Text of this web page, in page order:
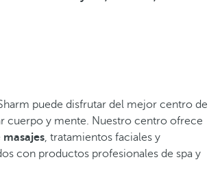
puede disfrutar del mejor centro de
cuerpo y mente. Nuestro centro ofrece
masajes, tratamientos faciales y
con productos profesionales de spa y